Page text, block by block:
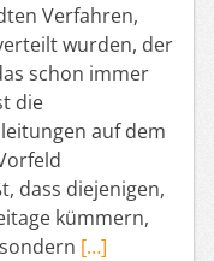
Verfahren,
wurden, der
schon immer
die
auf dem
dass diejenigen,
kümmern,
[…]